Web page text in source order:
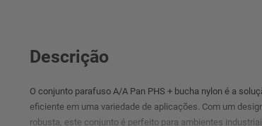
Descrição
O conjunto parafuso A/A Pan PHS + bucha nylon é a
eficiente em uma variedade de aplicações. Com um
robusta, este conjunto é perfeito para ambientes